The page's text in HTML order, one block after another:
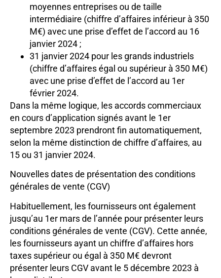
moyennes entreprises ou de taille
intermédiaire (chiffre d’affaires inférieur à 350
M€) avec une prise d’effet de l’accord au 16
janvier 2024 ;
31 janvier 2024 pour les grands industriels
(chiffre d’affaires égal ou supérieur à 350 M€)
avec une prise d’effet de l’accord au 1er
février 2024.
Dans la même logique, les accords commerciaux
en cours d’application signés avant le 1er
septembre 2023 prendront fin automatiquement,
selon la même distinction de chiffre d’affaires, au
15 ou 31 janvier 2024.
Nouvelles dates de présentation des conditions
générales de vente (CGV)
Habituellement, les fournisseurs ont également
jusqu’au 1er mars de l’année pour présenter leurs
conditions générales de vente (CGV). Cette année,
les fournisseurs ayant un chiffre d’affaires hors
taxes supérieur ou égal à 350 M€ devront
présenter leurs CGV avant le 5 décembre 2023 à